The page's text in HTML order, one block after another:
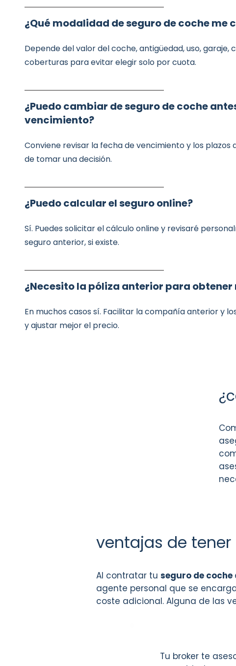
¿Qué modalidad de seguro de coche me
Depende del valor del coche, antigüedad, uso,
coberturas para evitar elegir solo por cuota.
¿Puedo cambiar de seguro de coche
vencimiento?
Conviene revisar la fecha de vencimiento y los
de tomar una decisión.
¿Puedo calcular el seguro online?
Sí. Puedes solicitar el cálculo online y revisaré
seguro anterior, si existe.
¿Necesito la póliza anterior para obtener
En muchos casos sí. Facilitar la compañía anterior y
y ajustar mejor el precio.
ventajas de tener
Al contratar tu seguro de coche
agente personal que se
coste adicional. Alguna de las
Tu broker te